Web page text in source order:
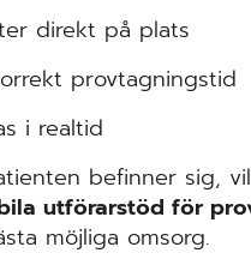
direkt på plats
provtagningstid
i realtid
befinner sig,
utförarstöd för
möjliga omsorg.